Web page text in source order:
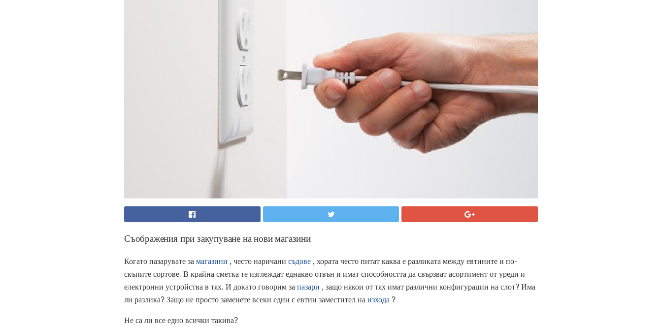
Съображения при закупуване на нови магазини
Когато пазарувате за магазини , често наричани съдове , хората често питат каква е разликата между евтините и по-
скъпите сортове. В крайна сметка те изглеждат еднакво отвън и имат способността да свързват асортимент от уреди и
електронни устройства в тях. И докато говорим за пазари , защо някои от тях имат различни конфигурации на слот? Има
ли разлика? Защо не просто заменете всеки един с евтин заместител на изхода ?
Не са ли все едно всички такива?